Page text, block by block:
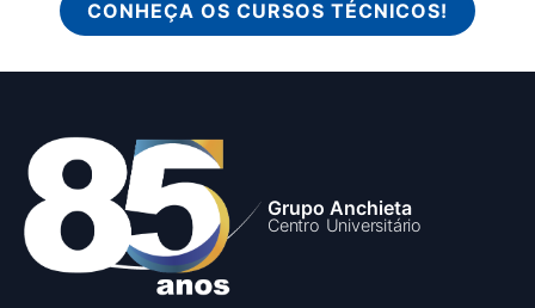
CONHEÇA OS CURSOS TÉCNICOS!
Grupo Anchieta
Centro Universitário